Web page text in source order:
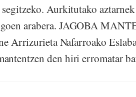
Aurkitutako
arabera. JAGOBA
Arrizurieta Nafarroako
den hiri erromatar